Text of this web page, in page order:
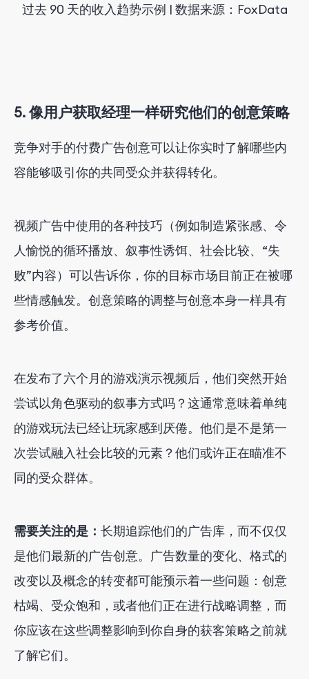
过去 90 天的收入趋势示例 | 数据来源：FoxData
5. 像用户获取经理一样研究他们的创意策略
竞争对手的付费广告创意可以让你实时了解哪些内
容能够吸引你的共同受众并获得转化。
视频广告中使用的各种技巧（例如制造紧张感、令
人愉悦的循环播放、叙事性诱饵、社会比较、“失
败”内容）可以告诉你，你的目标市场目前正在被哪
些情感触发。创意策略的调整与创意本身一样具有
参考价值。
在发布了六个月的游戏演示视频后，他们突然开始
尝试以角色驱动的叙事方式吗？这通常意味着单纯
的游戏玩法已经让玩家感到厌倦。他们是不是第一
次尝试融入社会比较的元素？他们或许正在瞄准不
同的受众群体。
需要关注的是： 长期追踪他们的广告库，而不仅仅
是他们最新的广告创意。广告数量的变化、格式的
改变以及概念的转变都可能预示着一些问题：创意
枯竭、受众饱和，或者他们正在进行战略调整，而
你应该在这些调整影响到你自身的获客策略之前就
了解它们。